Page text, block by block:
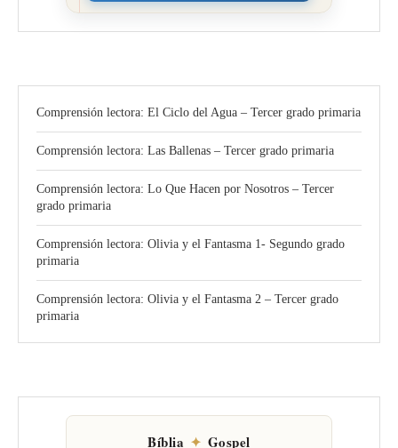
Comprensión lectora: El Ciclo del Agua – Tercer grado primaria
Comprensión lectora: Las Ballenas – Tercer grado primaria
Comprensión lectora: Lo Que Hacen por Nosotros – Tercer
grado primaria
Comprensión lectora: Olivia y el Fantasma 1- Segundo grado
primaria
Comprensión lectora: Olivia y el Fantasma 2 – Tercer grado
primaria
Bíblia ✦ Gospel